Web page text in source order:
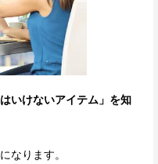
はいけないアイテム」を知
になります。